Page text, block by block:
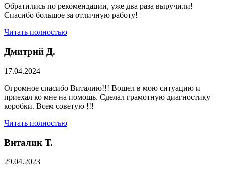
Обратились по рекомендации, уже два раза выручили!
Спасибо большое за отличную работу!
Читать полностью
Дмитрий Д.
17.04.2024
Огромное спасибо Виталию!!! Вошел в мою ситуацию и
приехал ко мне на помощь. Сделал грамотную диагностику
коробки. Всем советую !!!
Читать полностью
Виталик Т.
29.04.2023